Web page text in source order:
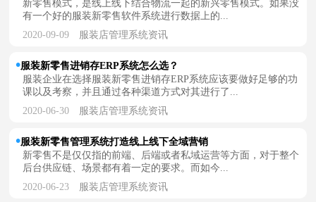
新零售模式，是线上线下结合物流一起的新兴零售模式。如果没
有一个好的服装新零售软件系统进行数据上的...
2020-09-09 服装店管理系统资讯
服装新零售进销存ERP系统怎么选？
服装企业在选择服装新零售进销存ERP系统应该要做好足够的功
课以及考察，并且通过各种渠道方式对其进行了...
2020-06-30 服装店管理系统资讯
服装新零售管理系统打造线上线下全域营销
新零售不是仅仅指的前端、后端或者私域运营等方面，对于整个
后台供应链、场景都有着一定的要求。而如今...
2020-06-23 服装店管理系统资讯